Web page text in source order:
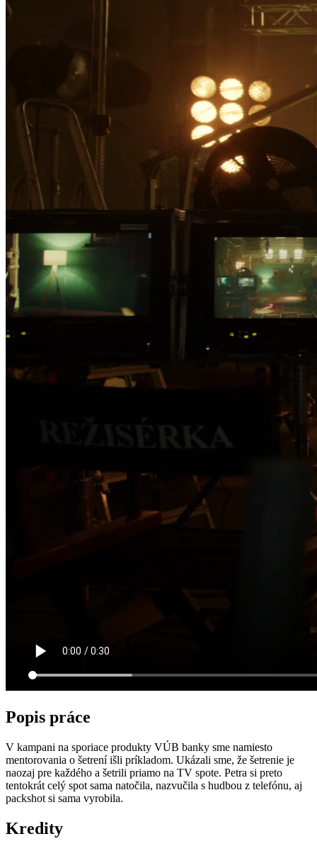
Popis práce
V kampani na sporiace produkty VÚB banky sme namiesto
mentorovania o šetrení išli príkladom. Ukázali sme, že šetrenie je
naozaj pre každého a šetrili priamo na TV spote. Petra si preto
tentokrát celý spot sama natočila, nazvučila s hudbou z telefónu, aj
packshot si sama vyrobila.
Kredity